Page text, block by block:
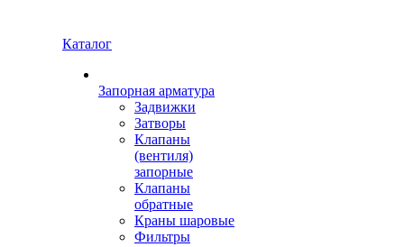
Каталог
Запорная арматура
Задвижки
Затворы
Клапаны
(вентиля)
запорные
Клапаны
обратные
Краны шаровые
Фильтры